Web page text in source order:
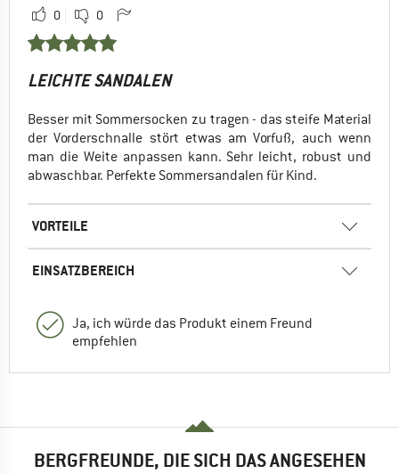
0 0
LEICHTE SANDALEN
Besser mit Sommersocken zu tragen - das steife Material
der Vorderschnalle stört etwas am Vorfuß, auch wenn
man die Weite anpassen kann. Sehr leicht, robust und
abwaschbar. Perfekte Sommersandalen für Kind.
VORTEILE
EINSATZBEREICH
Ja, ich würde das Produkt einem Freund
empfehlen
BERGFREUNDE, DIE SICH DAS ANGESEHEN